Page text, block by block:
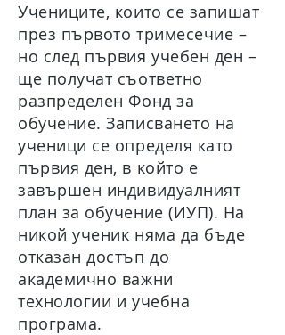
Учениците, които се запишат
през първото тримесечие –
но след първия учебен ден –
ще получат съответно
разпределен Фонд за
обучение. Записването на
ученици се определя като
първия ден, в който е
завършен индивидуалният
план за обучение (ИУП). На
никой ученик няма да бъде
отказан достъп до
академично важни
технологии и учебна
програма.